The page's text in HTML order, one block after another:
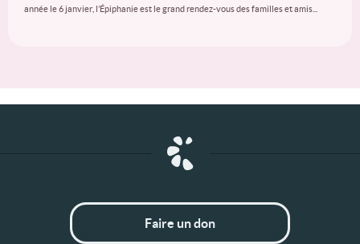
année le 6 janvier, l’Épiphanie est le grand rendez-vous des familles et amis...
Faire un don